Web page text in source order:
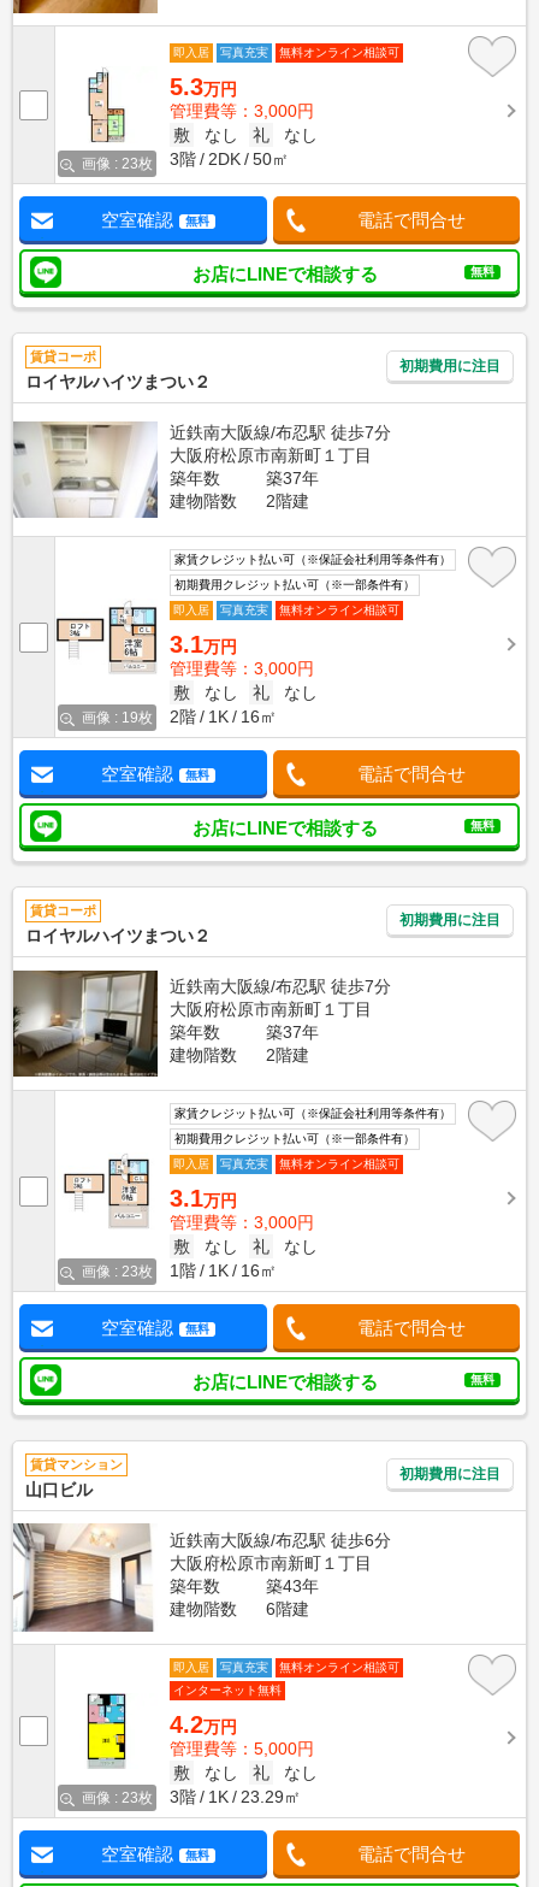
画像 : 23枚
即入居 写真充実 無料オンライン相談可
5.3万円
管理費等：3,000円
敷
なし 礼
なし
3階
2DK 50㎡
空室確認 無料 電話で問合せ
お店にLINEで相談する 無料
賃貸コーポ
ロイヤルハイツまつい２
初期費用に注目
近鉄南大阪線/布忍駅 徒歩7分
大阪府松原市南新町１丁目
築年数
築37年
建物階数
2階建
画像 : 19枚
家賃クレジット払い可（※保証会社利用等条件有）
初期費用クレジット払い可（※一部条件有）
即入居
写真充実 無料オンライン相談可
3.1万円
管理費等：3,000円
敷
なし 礼
なし
2階
1K 16㎡
空室確認 無料 電話で問合せ
お店にLINEで相談する 無料
賃貸コーポ
ロイヤルハイツまつい２
初期費用に注目
近鉄南大阪線/布忍駅 徒歩7分
大阪府松原市南新町１丁目
築年数
築37年
建物階数
2階建
画像 : 23枚
家賃クレジット払い可（※保証会社利用等条件有）
初期費用クレジット払い可（※一部条件有）
即入居
写真充実 無料オンライン相談可
3.1万円
管理費等：3,000円
敷
なし 礼
なし
1階
1K 16㎡
空室確認 無料 電話で問合せ
お店にLINEで相談する 無料
賃貸マンション
山口ビル
初期費用に注目
近鉄南大阪線/布忍駅 徒歩6分
大阪府松原市南新町１丁目
築年数
築43年
建物階数
6階建
画像 : 23枚
即入居 写真充実
無料オンライン相談可
インターネット無料
4.2万円
管理費等：5,000円
敷
なし 礼
なし
3階
1K 23.29㎡
空室確認 無料 電話で問合せ